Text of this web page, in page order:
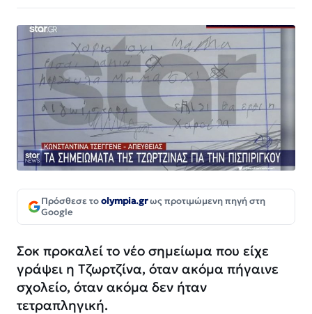
Πρόσθεσε τοolympia.grως προτιμώμενη πηγή στη
Google
Σοκ προκαλεί το νέο σημείωμα που είχε
γράψει η Τζωρτζίνα, όταν ακόμα πήγαινε
σχολείο, όταν ακόμα δεν ήταν
τετραπληγική.